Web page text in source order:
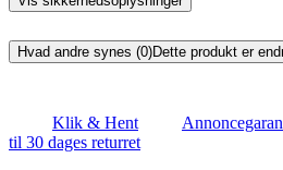
Hvad andre synes (0)Dette produkt er
Klik & Hent
til 30 dages returret